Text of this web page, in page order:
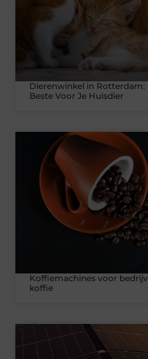
Dierenwinkel in Rotterdam:
Beste Voor Je Huisdier
Koffiemachines voor
koffie